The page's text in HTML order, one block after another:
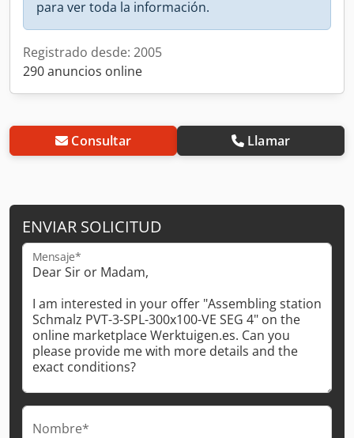
para ver toda la información.
Registrado desde: 2005
290 anuncios online
Consultar Llamar
ENVIAR SOLICITUD
Mensaje*
Nombre*